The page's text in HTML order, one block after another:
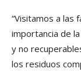
“Visitamos a las
importancia de
y no
los residuos